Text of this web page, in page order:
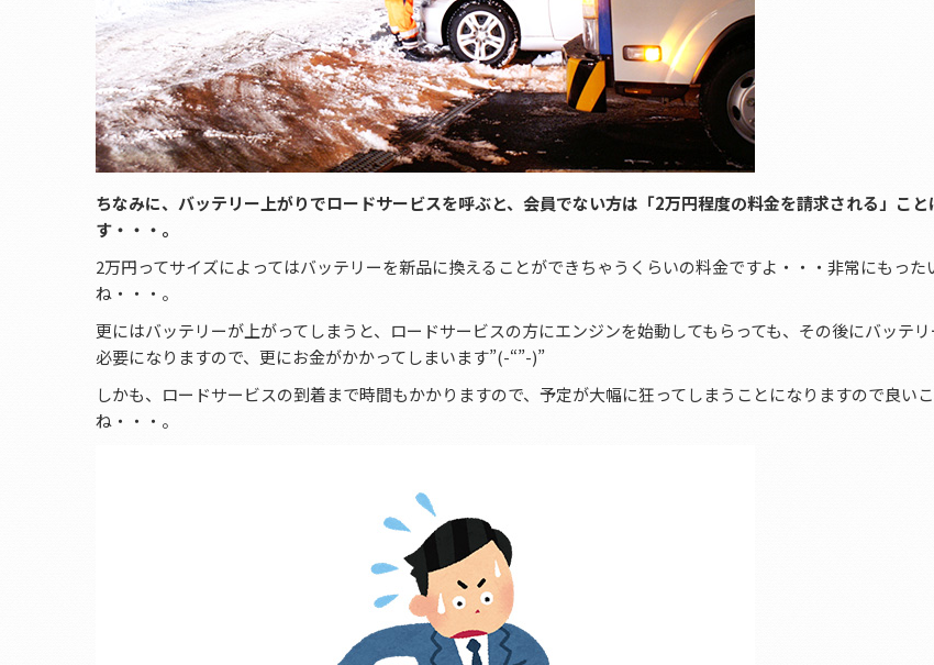
ちなみに、バッテリー上がりでロードサービスを呼ぶと、会員でない方は「2万円程度の料金を請求される」こと
す・・・。
2万円ってサイズによってはバッテリーを新品に換えることができちゃうくらいの料金ですよ・・・非常にもった
ね・・・。
更にはバッテリーが上がってしまうと、ロードサービスの方にエンジンを始動してもらっても、その後にバッテ
必要になりますので、更にお金がかかってしまいます”(-“”-)”
しかも、ロードサービスの到着まで時間もかかりますので、予定が大幅に狂ってしまうことになりますので良い
ね・・・。